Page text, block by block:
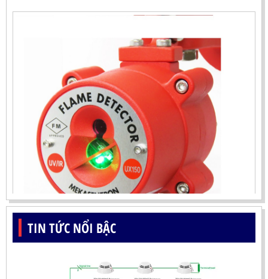
ĐẦU BÁO LỬA UV-IR CHỐNG NỔ-UX150 KOREA
LIÊN HỆ
Mã sản phẩm: UX150
TIN TỨC NỔI BẬC